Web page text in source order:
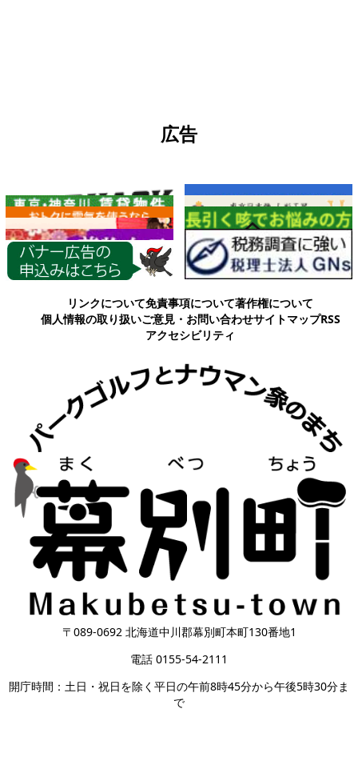
広告
各種情報
リンクについて免責事項について著作権について
個人情報の取り扱いご意見・お問い合わせサイトマップRSS
アクセシビリティ
〒089-0692 北海道中川郡幕別町本町130番地1
電話 0155-54-2111
開庁時間：土日・祝日を除く平日の午前8時45分から午後5時30分ま
で